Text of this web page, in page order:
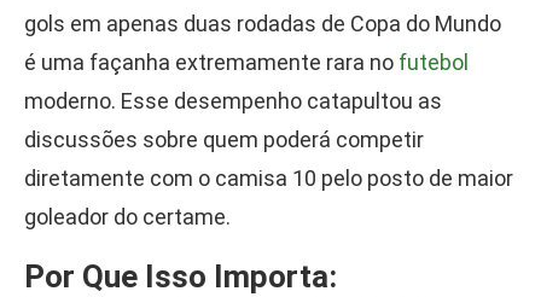
gols em apenas duas rodadas de Copa do Mundo
é uma façanha extremamente rara no futebol
moderno. Esse desempenho catapultou as
discussões sobre quem poderá competir
diretamente com o camisa 10 pelo posto de maior
goleador do certame.
Por Que Isso Importa: